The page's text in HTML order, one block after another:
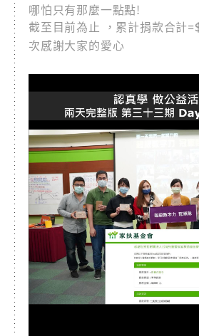
哪怕只有那麼一點點!
截至目前為止 ，累計捐款合計
次感謝大家的愛心